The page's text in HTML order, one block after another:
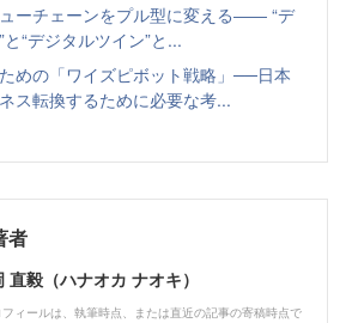
ーチェーンをプル型に変える―― “デ
“デジタルツイン”と...
めの「ワイズピボット戦略」──日本
ス転換するために必要な考...
者
直毅（ハナオカ ナオキ）
ィールは、執筆時点、または直近の記事の寄稿時点で